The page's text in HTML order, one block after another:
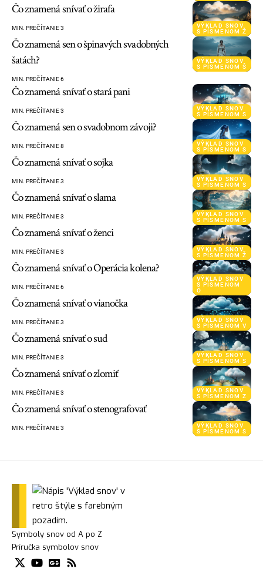
VÝKLAD SNOV
S PÍSMENOM Ž
Čo znamená snívať o žirafa
MIN. PREČÍTANIE 3
VÝKLAD SNOV
S PÍSMENOM Š
Čo znamená sen o špinavých svadobných
šatách?
MIN. PREČÍTANIE 6
VÝKLAD SNOV
S PÍSMENOM S
Čo znamená snívať o stará pani
MIN. PREČÍTANIE 3
VÝKLAD SNOV
S PÍSMENOM S
Čo znamená sen o svadobnom závoji?
MIN. PREČÍTANIE 8
VÝKLAD SNOV
S PÍSMENOM S
Čo znamená snívať o sojka
MIN. PREČÍTANIE 3
VÝKLAD SNOV
S PÍSMENOM S
Čo znamená snívať o slama
MIN. PREČÍTANIE 3
VÝKLAD SNOV
S PÍSMENOM Ž
Čo znamená snívať o ženci
MIN. PREČÍTANIE 3
VÝKLAD SNOV
S PÍSMENOM
O
Čo znamená snívať o Operácia kolena?
MIN. PREČÍTANIE 6
VÝKLAD SNOV
S PÍSMENOM V
Čo znamená snívať o vianočka
MIN. PREČÍTANIE 3
VÝKLAD SNOV
S PÍSMENOM S
Čo znamená snívať o sud
MIN. PREČÍTANIE 3
VÝKLAD SNOV
S PÍSMENOM Z
Čo znamená snívať o zlomiť
MIN. PREČÍTANIE 3
VÝKLAD SNOV
S PÍSMENOM S
Čo znamená snívať o stenografovať
MIN. PREČÍTANIE 3
Symboly snov od A po Z
Príručka symbolov snov